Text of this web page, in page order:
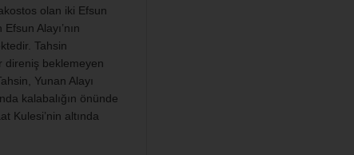
olan iki Efsun
Alayı’nın
Tahsin
direniş beklemeyen
Yunan Alayı
kalabalığın önünde
Kulesi’nin altında